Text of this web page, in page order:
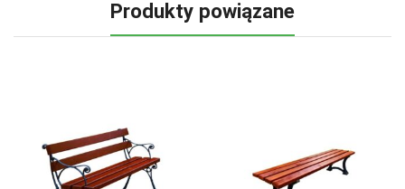
Produkty powiązane